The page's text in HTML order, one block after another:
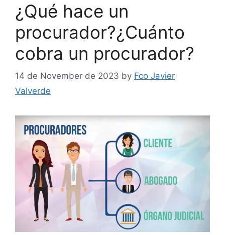
¿Qué hace un
procurador?¿Cuánto
cobra un procurador?
14 de November de 2023 by Fco Javier
Valverde